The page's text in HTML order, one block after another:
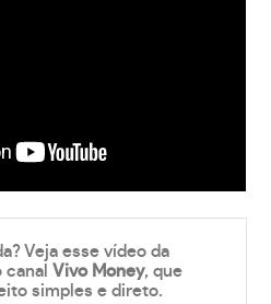
Veja esse vídeo da
canalVivo Money, que
simples e direto.